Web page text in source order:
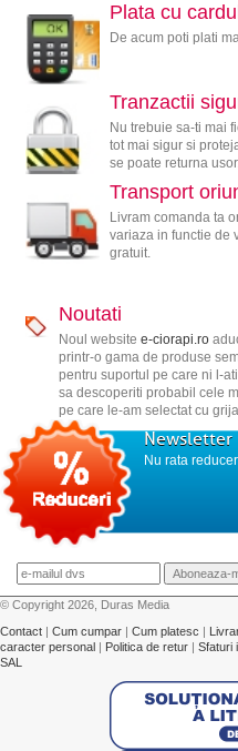
Plata cu cardul
De acum poti plati
Tranzactii
Nu trebuie sa-ti mai
tot mai sigur si
se poate returna
Transport
Livram comanda ta
variaza in functie de
gratuit.
Noutati
Noul website e-ciorapi.ro
printr-o gama de produse
pentru suportul pe care ni l-
sa descoperiti probabil cele
pe care le-am selectat cu
Newsletter
Nu rata
© Copyright 2026, Duras Media
Contact | Cum cumpar | Cum platesc |
caracter personal | Politica de retur | Sfaturi
SAL